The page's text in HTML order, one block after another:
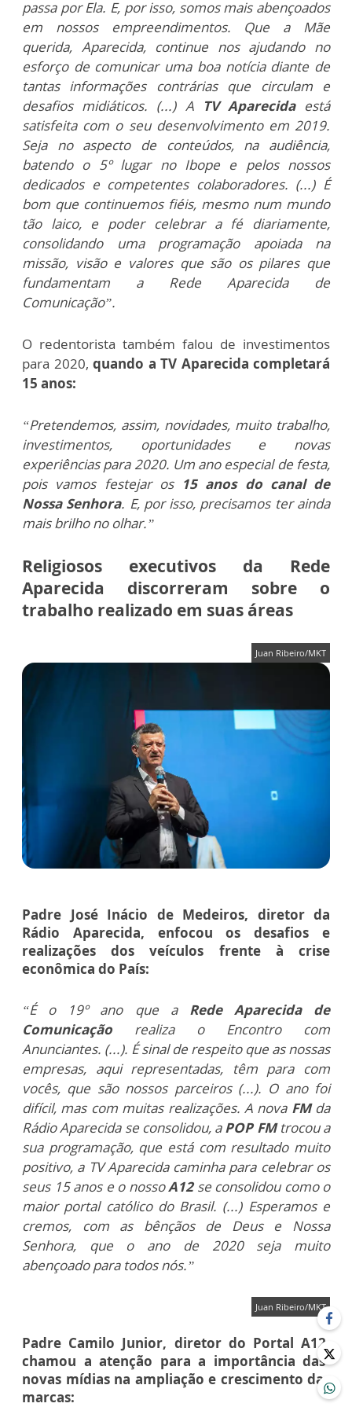
passa por Ela. E, por isso, somos mais abençoados
em nossos empreendimentos. Que a Mãe
querida, Aparecida, continue nos ajudando no
esforço de comunicar uma boa notícia diante de
tantas informações contrárias que circulam e
desafios midiáticos. (...) A
TV Aparecidaestá
satisfeita com o seu desenvolvimento em 2019.
Seja no aspecto de conteúdos, na audiência,
batendo o 5º lugar no Ibope e pelos nossos
dedicados e competentes colaboradores. (...) É
bom que continuemos fiéis, mesmo num mundo
tão laico, e poder celebrar a fé diariamente,
consolidando uma programação apoiada na
missão, visão e valores que são os pilares que
fundamentam a Rede Aparecida de
Comunicação”.
O redentorista também falou de investimentos
para 2020, quando a TV Aparecida completará
15 anos:
“Pretendemos, assim, novidades, muito trabalho,
investimentos, oportunidades e novas
experiências para 2020. Um ano especial de festa,
pois vamos festejar os 15 anos do canal de
Nossa Senhora. E, por isso, precisamos ter ainda
mais brilho no olhar.”
Religiosos executivos da Rede
Aparecida discorreram sobre o
trabalho realizado em suas áreas
Juan Ribeiro/MKT
Padre José Inácio de Medeiros, diretor da
Rádio Aparecida, enfocou os desafios e
realizações dos veículos frente à crise
econômica do País:
“É o 19º ano que a Rede Aparecida de
Comunicação realiza o Encontro com
Anunciantes. (...). É sinal de respeito que as nossas
empresas, aqui representadas, têm para com
vocês, que são nossos parceiros (...). O ano foi
difícil, mas com muitas realizações. A nova FMda
Rádio Aparecida se consolidou, aPOP FMtrocou a
sua programação, que está com resultado muito
positivo, a TV Aparecida caminha para celebrar os
seus 15 anos e o nossoA12se consolidou como o
maior portal católico do Brasil. (...) Esperamos e
cremos, com as bênçãos de Deus e Nossa
Senhora, que o ano de 2020 seja muito
abençoado para todos nós.”
Juan Ribeiro/MKT
Padre Camilo Junior, diretor do Portal A12,
chamou a atenção para a importância das
novas mídias na ampliação e crescimento das
marcas: